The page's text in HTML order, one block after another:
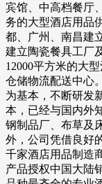
宾馆、中高档餐厅
务的大型酒店用品
都、广州、南昌建
建立陶瓷餐具工厂
12000平方米的大
仓储物流配送中心
为基本，不断研发
本，已经与国内外
钢制品厂、布草及
外，公司凭借良好
千家酒店用品制造
产品授权中国大陆